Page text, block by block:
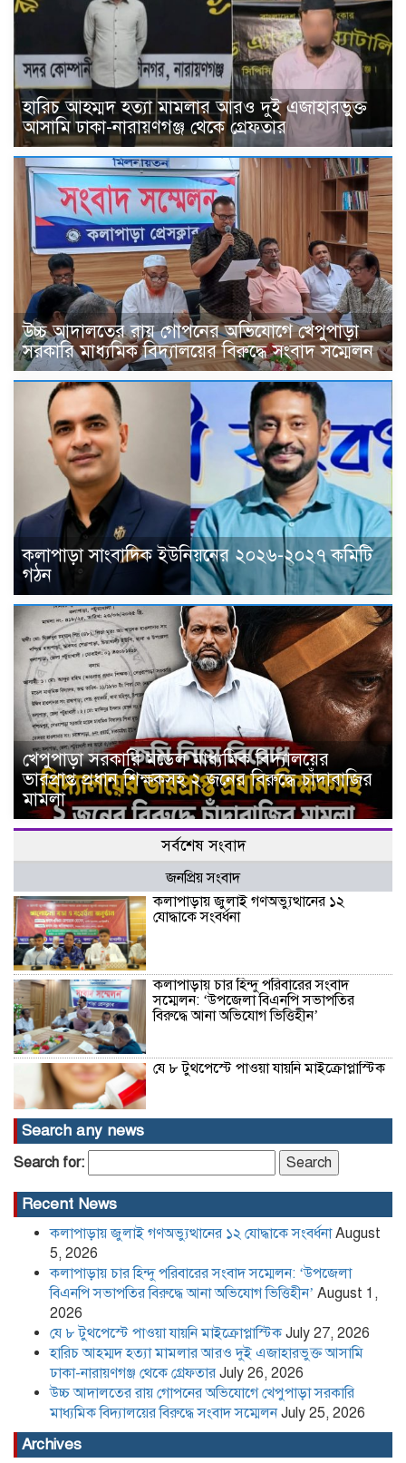
হারিচ আহম্মদ হত্যা মামলার আরও দুই এজাহারভুক্ত
আসামি ঢাকা-নারায়ণগঞ্জ থেকে গ্রেফতার
উচ্চ আদালতের রায় গোপনের অভিযোগে খেপুপাড়া
সরকারি মাধ্যমিক বিদ্যালয়ের বিরুদ্ধে সংবাদ সম্মেলন
কলাপাড়া সাংবাদিক ইউনিয়নের ২০২৬-২০২৭ কমিটি
গঠন
খেপুপাড়া সরকারি মডেল মাধ্যমিক বিদ্যালয়ের
ভারপ্রাপ্ত প্রধান শিক্ষকসহ ২ জনের বিরুদ্ধে চাঁদাবাজির
মামলা
সর্বশেষ সংবাদ
জনপ্রিয় সংবাদ
কলাপাড়ায় জুলাই গণঅভ্যুত্থানের ১২
যোদ্ধাকে সংবর্ধনা
কলাপাড়ায় চার হিন্দু পরিবারের সংবাদ
সম্মেলন: ‘উপজেলা বিএনপি সভাপতির
বিরুদ্ধে আনা অভিযোগ ভিত্তিহীন’
যে ৮ টুথপেস্টে পাওয়া যায়নি মাইক্রোপ্লাস্টিক
হারিচ আহম্মদ হত্যা মামলার আরও দুই
এজাহারভুক্ত আসামি ঢাকা-নারায়ণগঞ্জ থেকে
উচ্চ আদালতের রায় গোপনের অভিযোগে
বিরুদ্ধে সংবাদ সম্মেলন
২০২৬-২০২৭ কমিটি গঠন
পদত্যাগ করলেন রাষ্ট্রপতি
Search any news
Search for:
Recent News
কলাপাড়ায় জুলাই গণঅভ্যুত্থানের ১২ যোদ্ধাকে সংবর্ধনা August
5, 2026
কলাপাড়ায় চার হিন্দু পরিবারের সংবাদ সম্মেলন: ‘উপজেলা
বিএনপি সভাপতির বিরুদ্ধে আনা অভিযোগ ভিত্তিহীন’ August 1,
2026
যে ৮ টুথপেস্টে পাওয়া যায়নি মাইক্রোপ্লাস্টিক July 27, 2026
হারিচ আহম্মদ হত্যা মামলার আরও দুই এজাহারভুক্ত আসামি
ঢাকা-নারায়ণগঞ্জ থেকে গ্রেফতার July 26, 2026
উচ্চ আদালতের রায় গোপনের অভিযোগে খেপুপাড়া সরকারি
মাধ্যমিক বিদ্যালয়ের বিরুদ্ধে সংবাদ সম্মেলন July 25, 2026
Archives